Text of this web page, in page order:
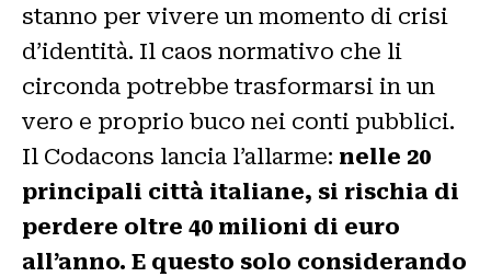
stanno per vivere un momento di crisi
d’identità. Il caos normativo che li
circonda potrebbe trasformarsi in un
vero e proprio buco nei conti pubblici.
Il Codacons lancia l’allarme: nelle 20
principali città italiane, si rischia di
perdere oltre 40 milioni di euro
all’anno. E questo solo considerando